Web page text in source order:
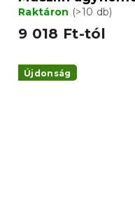
Raktáron (>10 db)
9 018 Ft-tól
Újdonság